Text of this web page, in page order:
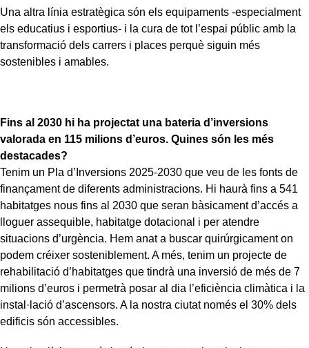
Una altra línia estratègica són els equipaments -especialment
els educatius i esportius- i la cura de tot l’espai públic amb la
transformació dels carrers i places perquè siguin més
sostenibles i amables.
Fins al 2030 hi ha projectat una bateria d’inversions
valorada en 115 milions d’euros. Quines són les més
destacades?
Tenim un Pla d’Inversions 2025-2030 que veu de les fonts de
finançament de diferents administracions. Hi haurà fins a 541
habitatges nous fins al 2030 que seran bàsicament d’accés a
lloguer assequible, habitatge dotacional i per atendre
situacions d’urgència. Hem anat a buscar quirúrgicament on
podem créixer sosteniblement. A més, tenim un projecte de
rehabilitació d’habitatges que tindrà una inversió de més de 7
milions d’euros i permetrà posar al dia l’eficiència climàtica i la
instal·lació d’ascensors. A la nostra ciutat només el 30% dels
edificis són accessibles.